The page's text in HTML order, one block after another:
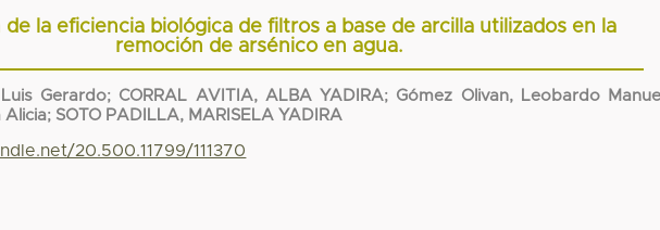
de la eficiencia biológica de filtros a base de arcilla utilizados en la
remoción de arsénico en agua.
Gerardo; CORRAL AVITIA, ALBA YADIRA; Gómez Olivan, Leobardo Manuel
Alicia; SOTO PADILLA, MARISELA YADIRA
20.500.11799/111370